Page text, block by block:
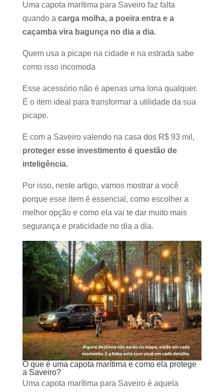
Uma capota marítima para Saveiro faz falta
quando a carga molha, a poeira entra e a
caçamba vira bagunça no dia a dia.
Quem usa a picape na cidade e na estrada sabe
como isso incomoda
Esse acessório não é apenas uma lona qualquer.
É o item ideal para transformar a utilidade da sua
picape.
E com a Saveiro valendo na casa dos R$ 93 mil,
proteger esse investimento é questão de
inteligência.
Por isso, neste artigo, vamos mostrar a você
porque esse item é essencial, como escolher a
melhor opção e como ela vai te dar muito mais
segurança e praticidade no dia a dia.
O que é uma capota marítima e como ela protege
a Saveiro?
Uma capota marítima para Saveiro é aquela